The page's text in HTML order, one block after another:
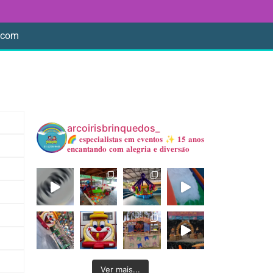
arcoirisbrinquedos_
🌈 𝐞𝐬𝐩𝐞𝐜𝐢𝐚𝐥𝐢𝐬𝐭𝐚𝐬 𝐞𝐦 𝐞𝐯𝐞𝐧𝐭𝐨𝐬✨ 𝟏𝟓 𝐚𝐧𝐨𝐬
𝐞𝐧𝐜𝐚𝐧𝐭𝐚𝐧𝐝𝐨 𝐜𝐨𝐦 𝐚𝐥𝐞𝐠𝐫𝐢𝐚 𝐞 𝐝𝐢𝐯𝐞𝐫𝐬𝐚̃𝐨
Ver mais...